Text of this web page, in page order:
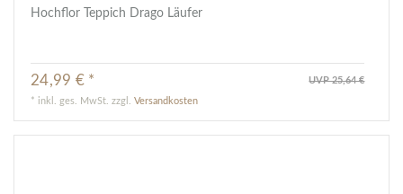
Hochflor Teppich Drago Läufer
UVP 25,64 €
24,99 € *
* inkl. ges. MwSt. zzgl.Versandkosten